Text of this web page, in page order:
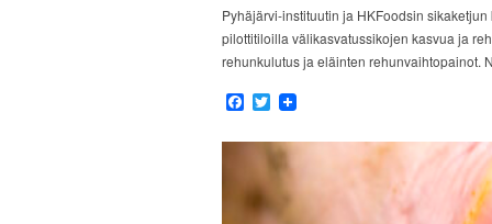
Pyhäjärvi-instituutin ja HKFoodsin
pilottitiloilla välikasvatussikojen kasvua ja
rehunkulutus ja eläinten rehunvaihtopainot.
Facebook
Twitter